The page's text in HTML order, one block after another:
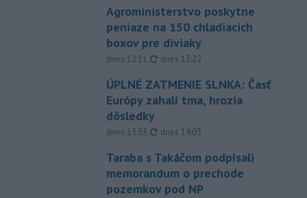
Agroministerstvo poskytne
peniaze na 150 chladiacich
boxov pre diviaky
dnes 12:11, aktualizované
dnes 13:22
ÚPLNÉ ZATMENIE SLNKA: Časť
Európy zahalí tma, hrozia
dôsledky
dnes 13:35, aktualizované
dnes 14:03
Taraba s Takáčom podpísali
memorandum o prechode
pozemkov pod NP